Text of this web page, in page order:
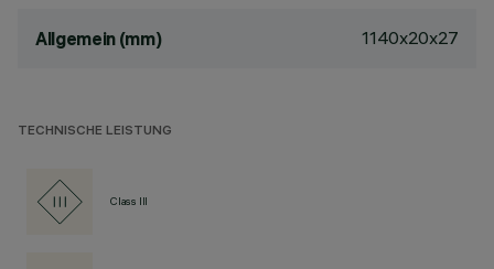
Allgemein (mm) 1140x20x27
TECHNISCHE LEISTUNG
Class III